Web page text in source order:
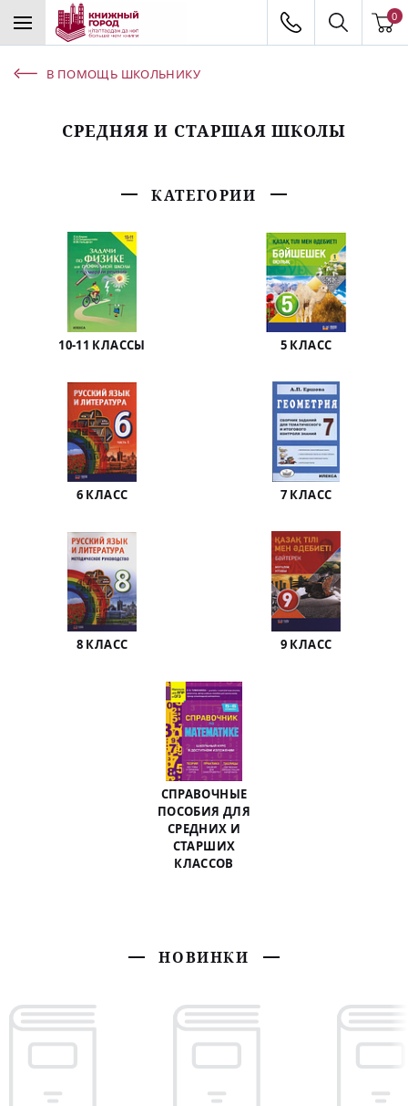
0
В ПОМОЩЬ ШКОЛЬНИКУ
СРЕДНЯЯ И СТАРШАЯ ШКОЛЫ
КАТЕГОРИИ
10-11 КЛАССЫ 5 КЛАСС
6 КЛАСС 7 КЛАСС
8 КЛАСС 9 КЛАСС
СПРАВОЧНЫЕ
ПОСОБИЯ ДЛЯ
СРЕДНИХ И
СТАРШИХ
КЛАССОВ
НОВИНКИ